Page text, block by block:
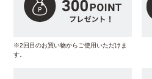
※2回目のお買い物からご使用いただけま
す。